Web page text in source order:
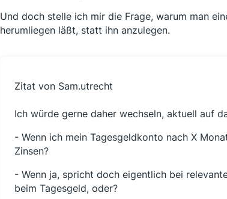
Und doch stelle ich mir die Frage, warum man
herumliegen läßt, statt ihn anzulegen.
Zitat von Sam.utrecht
Ich würde gerne daher wechseln, aktuell auf
- Wenn ich mein Tagesgeldkonto nach X
Zinsen?
- Wenn ja, spricht doch eigentlich bei
beim Tagesgeld, oder?